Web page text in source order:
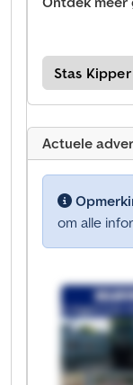
Stas Kipper
Actuele
om alle